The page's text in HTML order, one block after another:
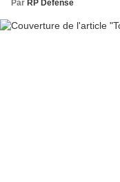
Par RP Defense